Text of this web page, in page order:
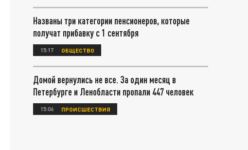
Названы три категории пенсионеров, которые
получат прибавку с 1 сентября
15:17 ОБЩЕСТВО
Домой вернулись не все. За один месяц в
Петербурге и Ленобласти пропали 447 человек
15:06 ПРОИСШЕСТВИЯ